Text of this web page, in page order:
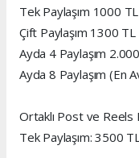
Tek Paylaşım 1000 TL
Çift Paylaşım 1300 TL
Ayda 4 Paylaşım
Ayda 8 Paylaşım (En
Ortaklı Post ve Reels
Tek Paylaşım: 3500